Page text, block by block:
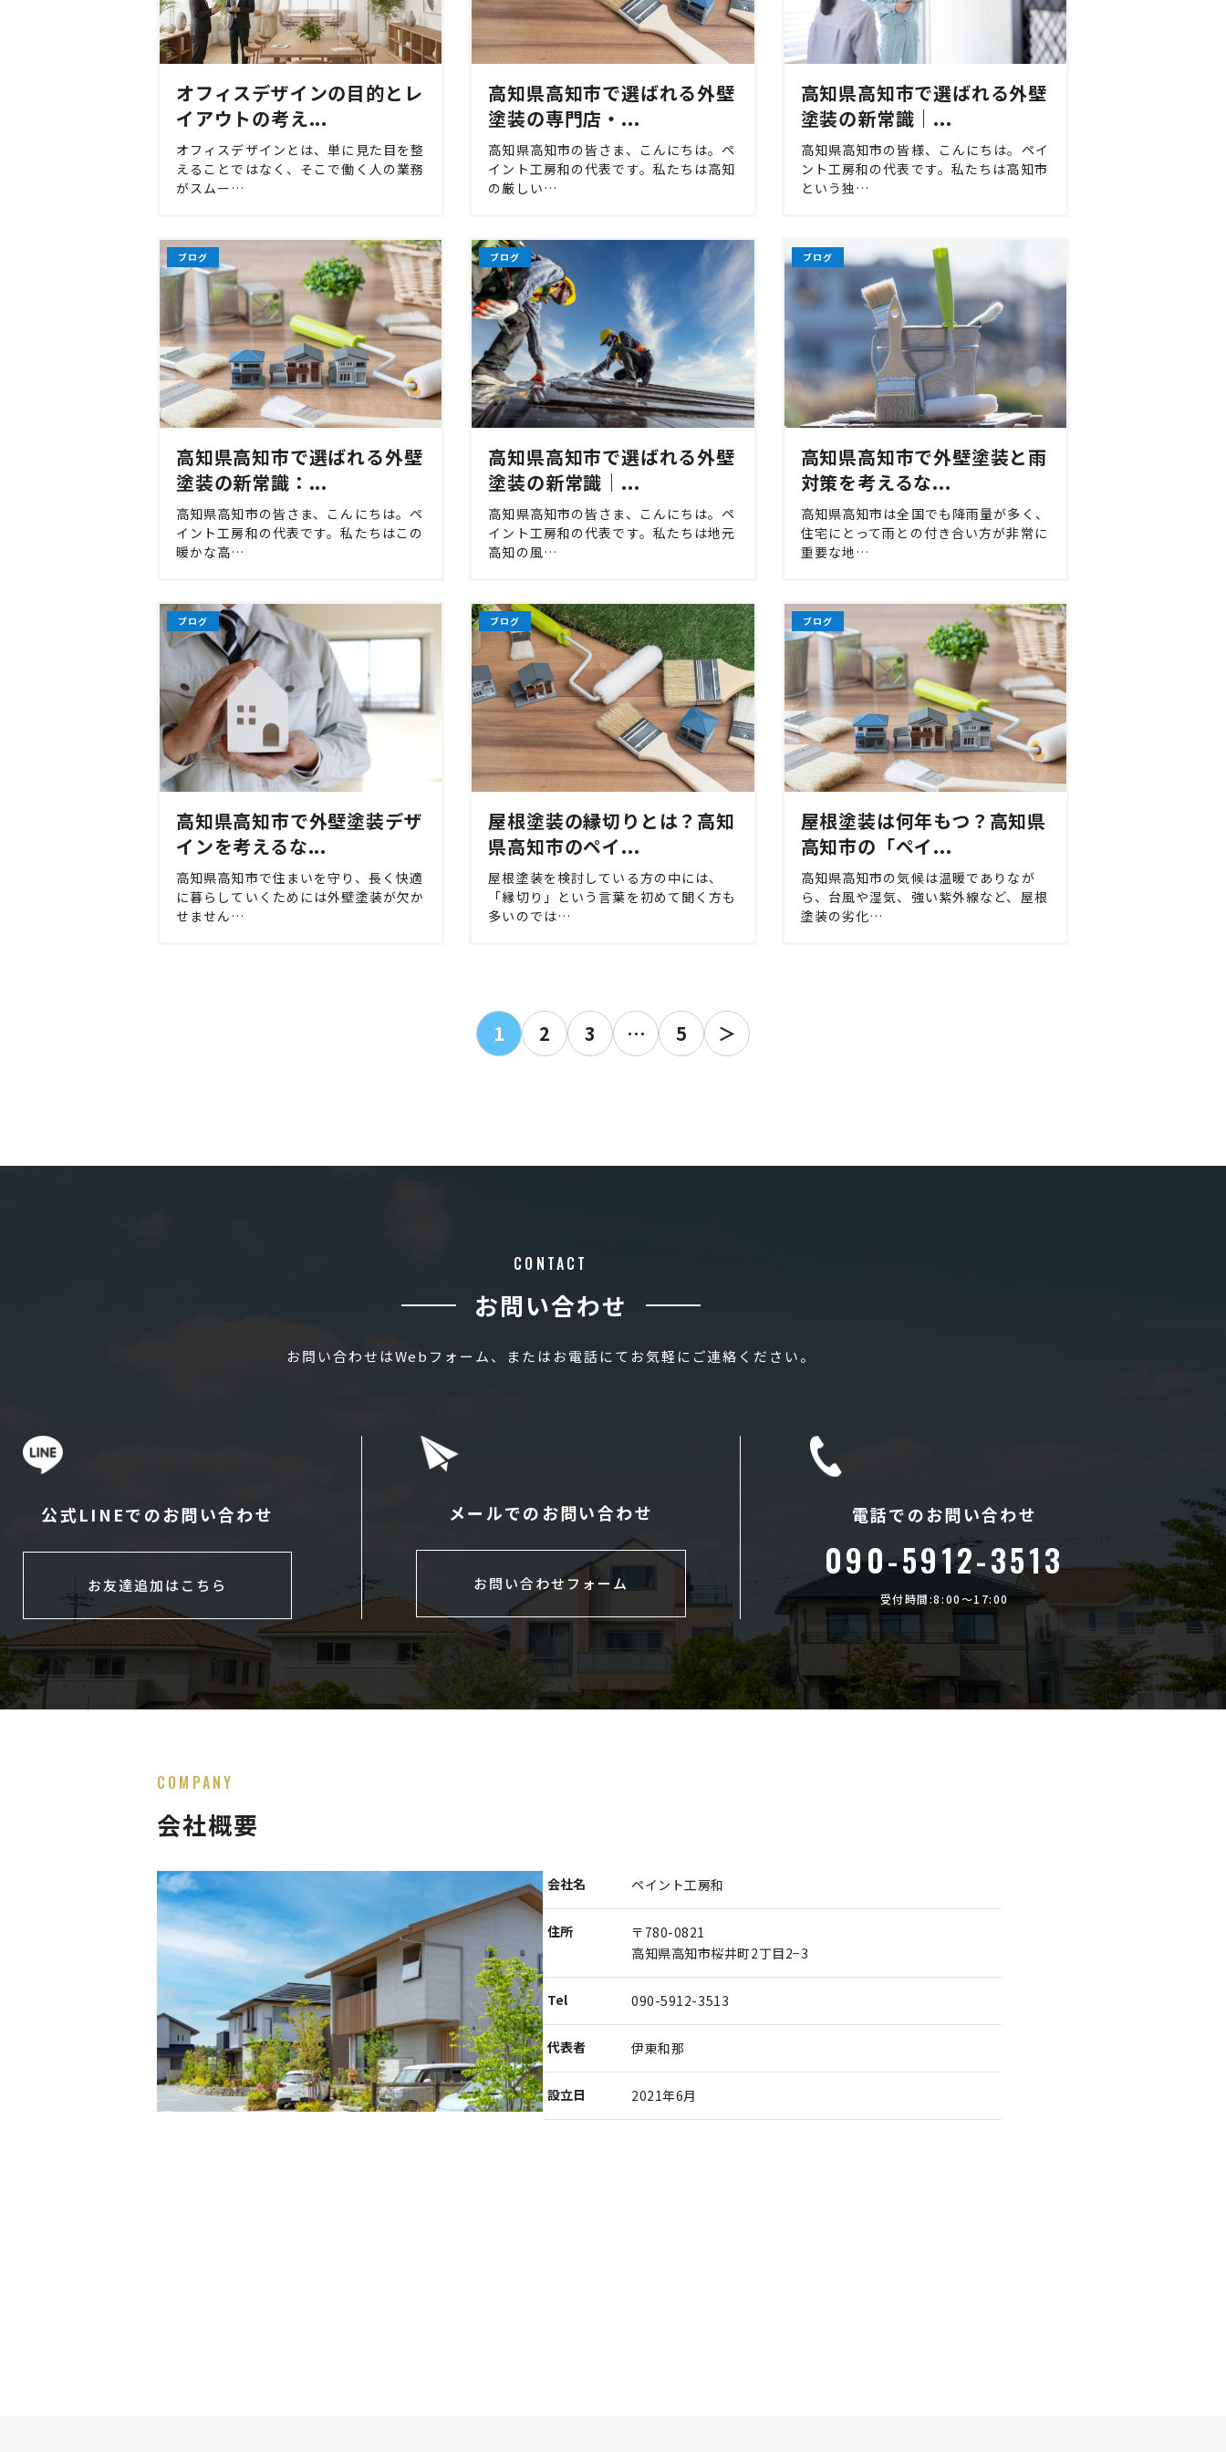
オフィスデザインの目的とレ
イアウトの考え...
オフィスデザインとは、単に見た目を整
えることではなく、そこで働く人の業務
がスムー…
高知県高知市で選ばれる外壁
塗装の専門店・...
高知県高知市の皆さま、こんにちは。ペ
イント工房和の代表です。私たちは高知
の厳しい…
高知県高知市で選ばれる外壁
塗装の新常識｜...
高知県高知市の皆様、こんにちは。ペイ
ント工房和の代表です。私たちは高知市
という独…
ブログ
高知県高知市で選ばれる外壁
塗装の新常識：...
高知県高知市の皆さま、こんにちは。ペ
イント工房和の代表です。私たちはこの
暖かな高…
ブログ
高知県高知市で選ばれる外壁
塗装の新常識｜...
高知県高知市の皆さま、こんにちは。ペ
イント工房和の代表です。私たちは地元
高知の風…
ブログ
高知県高知市で外壁塗装と雨
対策を考えるな...
高知県高知市は全国でも降雨量が多く、
住宅にとって雨との付き合い方が非常に
重要な地…
ブログ
高知県高知市で外壁塗装デザ
インを考えるな...
高知県高知市で住まいを守り、長く快適
に暮らしていくためには外壁塗装が欠か
せません…
ブログ
屋根塗装の縁切りとは？高知
県高知市のペイ...
屋根塗装を検討している方の中には、
「縁切り」という言葉を初めて聞く方も
多いのでは…
ブログ
屋根塗装は何年もつ？高知県
高知市の「ペイ...
高知県高知市の気候は温暖でありなが
ら、台風や湿気、強い紫外線など、屋根
塗装の劣化…
投
稿
1 2 3 … 5 ＞
CONTACT
お問い合わせ
お問い合わせはWebフォーム、またはお電話にてお気軽にご連絡ください。
公式LINEでのお問い合わせ
お友達追加はこちら
メールでのお問い合わせ
お問い合わせフォーム
電話でのお問い合わせ
090-5912-3513
受付時間:8:00〜17:00
COMPANY
会社概要
会社名 ペイント工房和
住所
〒780-0821
高知県高知市桜井町2丁目2−3
Tel 090-5912-3513
代表者 伊東和那
設⽴⽇ 2021年6月